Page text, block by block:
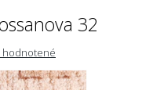
32
hodnotené